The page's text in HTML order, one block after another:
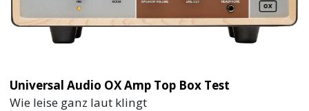
Universal Audio OX Amp Top Box Test
Wie leise ganz laut klingt